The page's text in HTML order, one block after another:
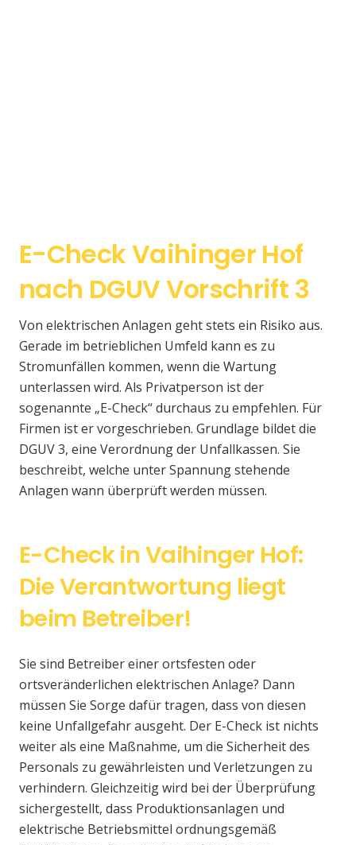
E-Check Vaihinger Hof
nach DGUV Vorschrift 3
Von elektrischen Anlagen geht stets ein Risiko aus.
Gerade im betrieblichen Umfeld kann es zu
Stromunfällen kommen, wenn die Wartung
unterlassen wird. Als Privatperson ist der
sogenannte „E-Check“ durchaus zu empfehlen. Für
Firmen ist er vorgeschrieben. Grundlage bildet die
DGUV 3, eine Verordnung der Unfallkassen. Sie
beschreibt, welche unter Spannung stehende
Anlagen wann überprüft werden müssen.
E-Check in Vaihinger Hof:
Die Verantwortung liegt
beim Betreiber!
Sie sind Betreiber einer ortsfesten oder
ortsveränderlichen elektrischen Anlage? Dann
müssen Sie Sorge dafür tragen, dass von diesen
keine Unfallgefahr ausgeht. Der E-Check ist nichts
weiter als eine Maßnahme, um die Sicherheit des
Personals zu gewährleisten und Verletzungen zu
verhindern. Gleichzeitig wird bei der Überprüfung
sichergestellt, dass Produktionsanlagen und
elektrische Betriebsmittel ordnungsgemäß